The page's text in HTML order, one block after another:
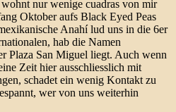
nur wenige cuadras von mir
Oktober aufs Black Eyed Peas
Anahí lud uns in die 6er
hab die Namen
Plaza San Miguel liegt. Auch wenn
Zeit hier ausschliesslich mit
schadet ein wenig Kontakt zu
wer von uns weiterhin